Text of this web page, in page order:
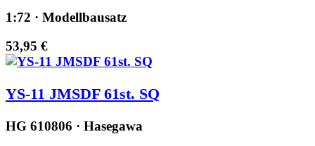
1:72 · Modellbausatz
53,95 €
YS-11 JMSDF 61st. SQ
HG 610806 · Hasegawa